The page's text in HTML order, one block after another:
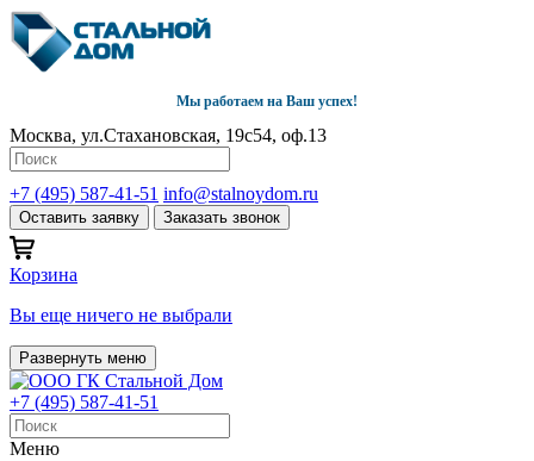
Мы работаем на Ваш успех!
Москва, ул.Стахановская, 19с54, оф.13
+7 (495) 587-41-51 info@stalnoydom.ru
Оставить заявку Заказать звонок
Корзина
Вы еще ничего не выбрали
Развернуть меню
+7 (495) 587-41-51
Меню